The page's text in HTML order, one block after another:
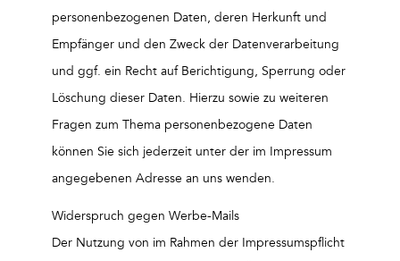
personenbezogenen Daten, deren Herkunft und
Empfänger und den Zweck der Datenverarbeitung
und ggf. ein Recht auf Berichtigung, Sperrung oder
Löschung dieser Daten. Hierzu sowie zu weiteren
Fragen zum Thema personenbezogene Daten
können Sie sich jederzeit unter der im Impressum
angegebenen Adresse an uns wenden.
Widerspruch gegen Werbe-Mails
Der Nutzung von im Rahmen der Impressumspflicht